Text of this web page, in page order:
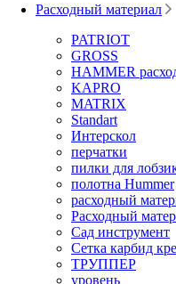
Расходный материал
PATRIOT
GROSS
HAMMER
KAPRO
MATRIX
Standart
Интерскол
перчатки
пилки для
полотна Hummer
расходный
Расходный
Сад инструмент
Сетка карбид
ТРУППЕР
уровень